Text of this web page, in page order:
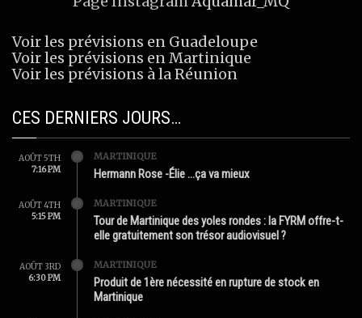
Voir les prévisions en Guadeloupe
Voir les prévisions en Martinique
Voir les prévisions à la Réunion
CES DERNIERS JOURS…
AOÛT 5TH
7:16 PM
MARTINIQUE
Hermann Rose -Élie …ça va mieux
AOÛT 4TH
5:15 PM
MARTINIQUE
Tour de Martinique des yoles rondes : la FYRM offre-t-
elle gratuitement son trésor audiovisuel ?
AOÛT 3RD
6:30 PM
MARTINIQUE
Produit de 1ère nécessité en rupture de stock en
Martinique